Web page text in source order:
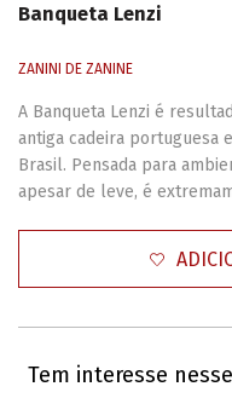
Banqueta Lenzi
ZANINI DE ZANINE
A Banqueta Lenzi é
antiga cadeira portuguesa
Brasil. Pensada para
apesar de leve, é
Tem interesse